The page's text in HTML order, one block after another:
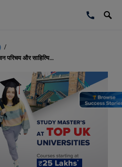
/
सच्चिदानंद हीरानंद वात्स्यायन अज्ञेय का जीवन परिचय और साहित्यिक यात्रा